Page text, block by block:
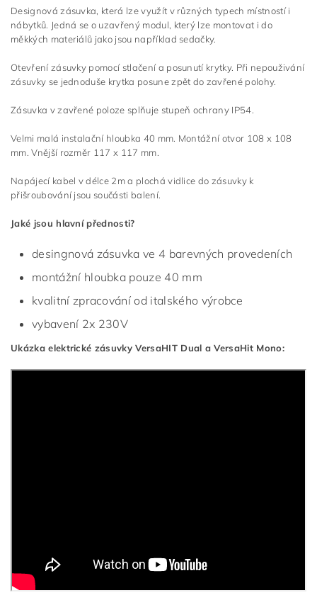
Designová zásuvka, která lze využít v různých typech místností i
nábytků. Jedná se o uzavřený modul, který lze montovat i do
měkkých materiálů jako jsou například sedačky.
Otevření zásuvky pomocí stlačení a posunutí krytky. Při nepouživání
zásuvky se jednoduše krytka posune zpět do zavřené polohy.
Zásuvka v zavřené poloze splňuje stupeň ochrany IP54.
Velmi malá instalační hloubka 40 mm. Montážní otvor 108 x 108
mm. Vnější rozměr 117 x 117 mm.
Napájecí kabel v délce 2m a plochá vidlice do zásuvky k
přišroubování jsou součásti balení.
Jaké jsou hlavní přednosti?
desingnová zásuvka ve 4 barevných provedeních
montážní hloubka pouze 40 mm
kvalitní zpracování od italského výrobce
vybavení 2x 230V
Ukázka elektrické zásuvky VersaHIT Dual a VersaHit Mono: